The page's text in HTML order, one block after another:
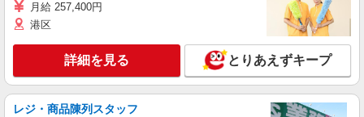
月給 257,400円
港区
詳細を見る とりあえずキープ
レジ・商品陳列スタッフ